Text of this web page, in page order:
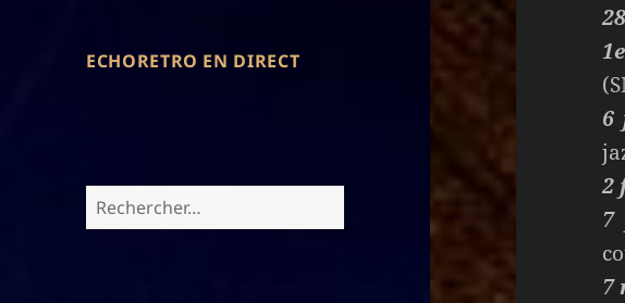
ECHORETRO EN DIRECT
Rechercher :
6
2
7
7